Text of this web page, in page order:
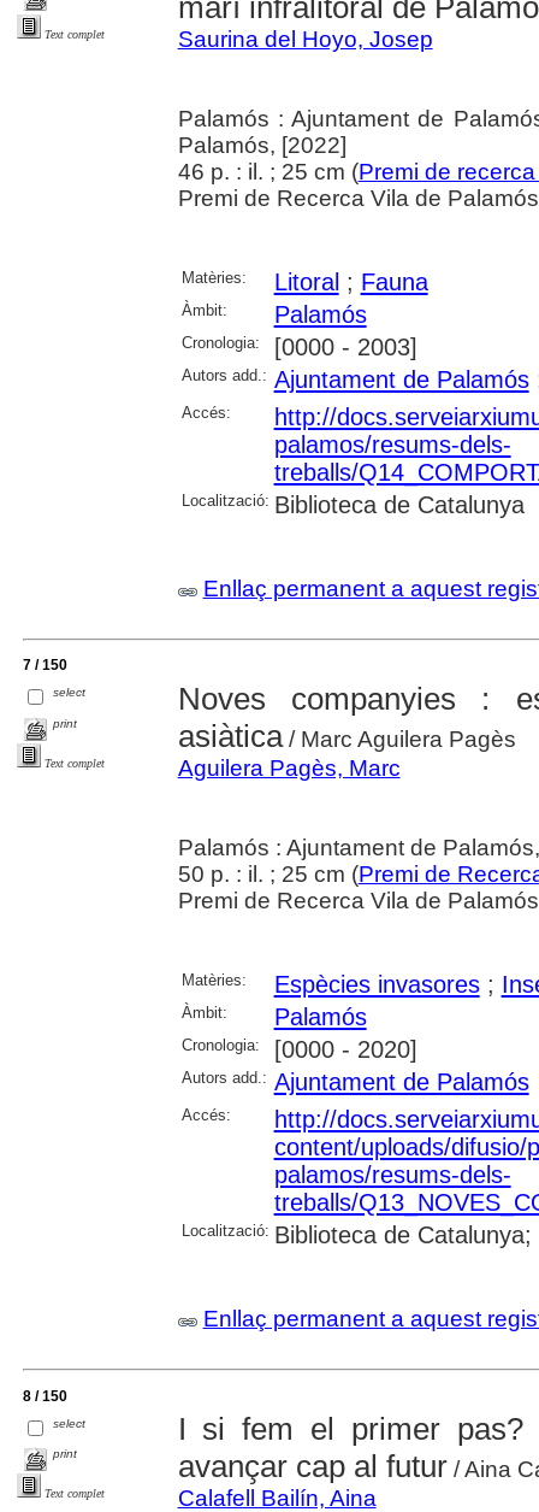
Text complet Saurina del Hoyo, Josep
Palamós : Ajuntament de
Palamós, [2022]
46 p. : il. ; 25 cm (Premi de
Premi de Recerca Vila de
Matèries: Litoral; Fauna
Àmbit: Palamós
Cronologia: [0000 - 2003]
Autors add.: Ajuntament de Palamós
Accés:
http://
palamos/resums-dels-
treballs/
Localització: Biblioteca de Catalunya
Enllaç permanent a aquest
7 / 150
select
print
Text complet
Noves companyies :
asiàtica/ Marc Aguilera Pagès
Aguilera Pagès, Marc
Palamós : Ajuntament de
50 p. : il. ; 25 cm (Premi de
Premi de Recerca Vila de
Matèries: Espècies invasores;
Àmbit: Palamós
Cronologia: [0000 - 2020]
Autors add.: Ajuntament de Palamós
Accés:
http://
content/uploads/difusio/
palamos/resums-dels-
treballs/
Localització: Biblioteca de
Enllaç permanent a aquest
8 / 150
select
print
Text complet
I si fem el primer pas?
avançar cap al futur/ Aina
Calafell Bailín, Aina